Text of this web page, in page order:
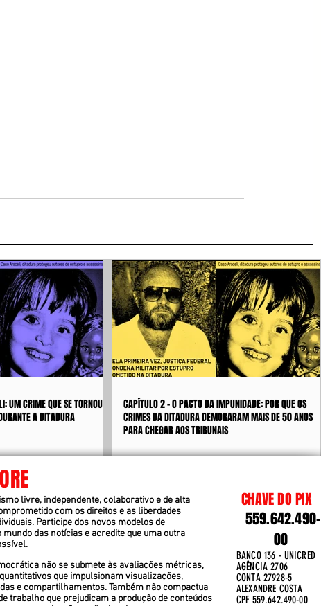
UM CRIME QUE SE TORNOU
A DITADURA
CAPÍTULO 2 - O PACTO DA IMPUNIDADE: POR QUE OS
CRIMES DA DITADURA DEMORARAM MAIS DE 50 ANOS
PARA CHEGAR AOS TRIBUNAIS
livre, independente, colaborativo e de alta
com os direitos e as liberdades
Participe dos novos modelos de
das notícias e acredite que uma outra
não se submete às avaliações métricas,
que impulsionam visualizações,
e compartilhamentos. Também não compactua
trabalho que prejudicam a produção de conteúdos
CHAVE DO PIX
559.642.490-
00
BANCO 136 - UNICRED
AGÊNCIA 2706
CONTA 27928-5
ALEXANDRE COSTA
CPF 559.642.490-00